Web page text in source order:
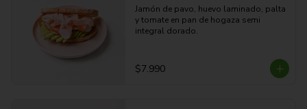
Jamón de pavo, huevo laminado, palta
y tomate en pan de hogaza semi
integral dorado.
$7.990